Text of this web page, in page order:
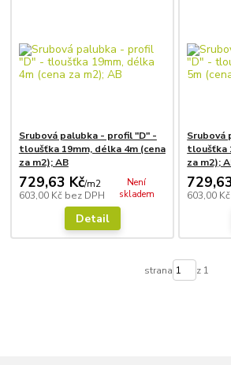
Srubová palubka - profil "D" -
tloušťka 19mm, délka 4m (cena
za m2); AB
729,63 Kč/m2
603,00 Kč bez DPH
Není
skladem
Detail
Srubová
tloušťka
za m2);
603,00 Kč
strana z 1